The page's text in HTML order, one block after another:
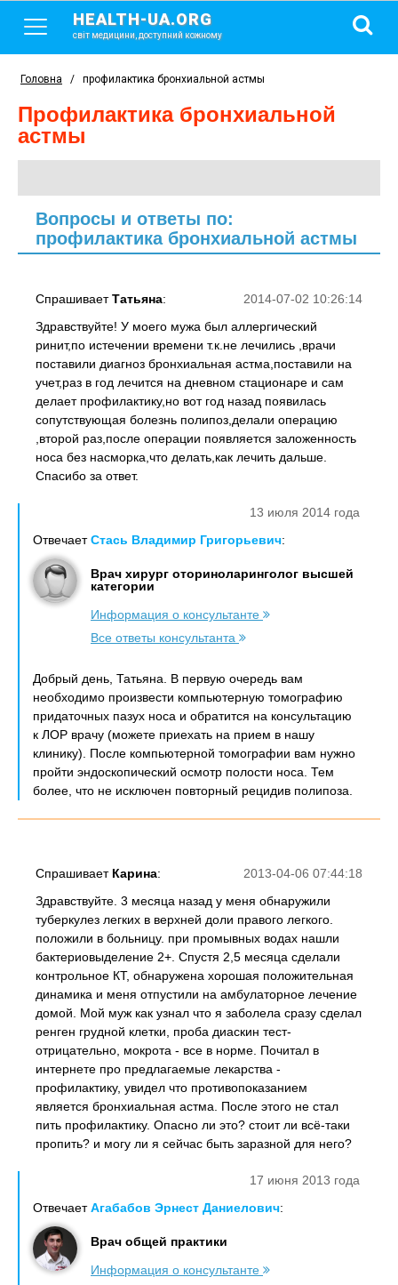
HEALTH-UA.ORG
світ медицини, доступний кожному
Головна / профилактика бронхиальной астмы
профилактика бронхиальной
астмы
Вопросы и ответы по:
профилактика бронхиальной астмы
2014-07-02 10:26:14
СпрашиваетТатьяна:
Здравствуйте! У моего мужа был аллергический
ринит,по истечении времени т.к.не лечились ,врачи
поставили диагноз бронхиальная астма,поставили на
учет,раз в год лечится на дневном стационаре и сам
делает профилактику,но вот год назад появилась
сопутствующая болезнь полипоз,делали операцию
,второй раз,после операции появляется заложенность
носа без насморка,что делать,как лечить дальше.
Спасибо за ответ.
13 июля 2014 года
ОтвечаетСтась Владимир Григорьевич:
Врач хирург оториноларинголог высшей
категории
Информация о консультанте
Все ответы консультанта
Добрый день, Татьяна. В первую очередь вам
необходимо произвести компьютерную томографию
придаточных пазух носа и обратится на консультацию
к ЛОР врачу (можете приехать на прием в нашу
клинику). После компьютерной томографии вам нужно
пройти эндоскопический осмотр полости носа. Тем
более, что не исключен повторный рецидив полипоза.
2013-04-06 07:44:18
Спрашивает Карина:
Здравствуйте. 3 месяца назад у меня обнаружили
туберкулез легких в верхней доли правого легкого.
положили в больницу. при промывных водах нашли
бактериовыделение 2+. Спустя 2,5 месяца сделали
контрольное КТ, обнаружена хорошая положительная
динамика и меня отпустили на амбулаторное лечение
домой. Мой муж как узнал что я заболела сразу сделал
ренген грудной клетки, проба диаскин тест-
отрицательно, мокрота - все в норме. Почитал в
интернете про предлагаемые лекарства -
профилактику, увидел что противопоказанием
является бронхиальная астма. После этого не стал
пить профилактику. Опасно ли это? стоит ли всё-таки
пропить? и могу ли я сейчас быть заразной для него?
17 июня 2013 года
ОтвечаетАгабабов Эрнест Даниелович:
Врач общей практики
Информация о консультанте